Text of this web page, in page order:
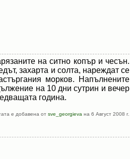
на ситно копър и чесън.
захарта и солта, нареждат се
морков. Напълнените
на 10 дни сутрин и вечер
година.
е добавена от sve_georgieva на 6 Август 2008 г.